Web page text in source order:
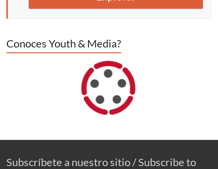
Conoces Youth & Media?
Subscríbete a nuestro sitio / Subscribe to